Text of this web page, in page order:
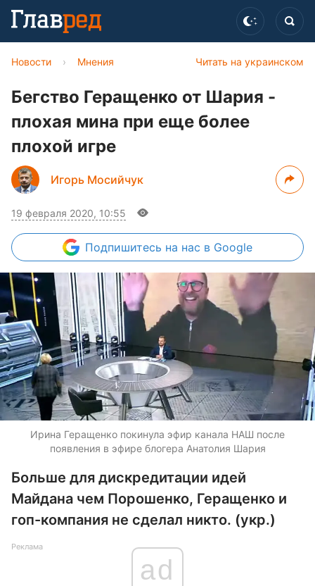
Читать на украинском
Новости › Мнения
Бегство Геращенко от Шария -
плохая мина при еще более
плохой игре
Игорь Мосийчук
19 февраля 2020, 10:55
Подпишитесь на нас в Google
Ирина Геращенко покинула эфир канала НАШ после
появления в эфире блогера Анатолия Шария
Больше для дискредитации идей
Майдана чем Порошенко, Геращенко и
гоп-компания не сделал никто. (укр.)
Реклама
ad